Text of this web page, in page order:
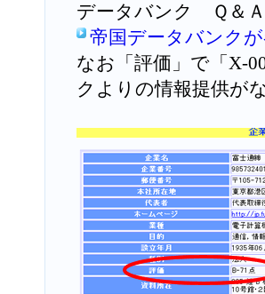
データバンク Ｑ＆
帝国データバンク
なお「評価」で「X-
クよりの情報提供が